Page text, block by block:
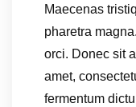
Maecenas
pharetra
orci. Donec sit
amet,
fermentum